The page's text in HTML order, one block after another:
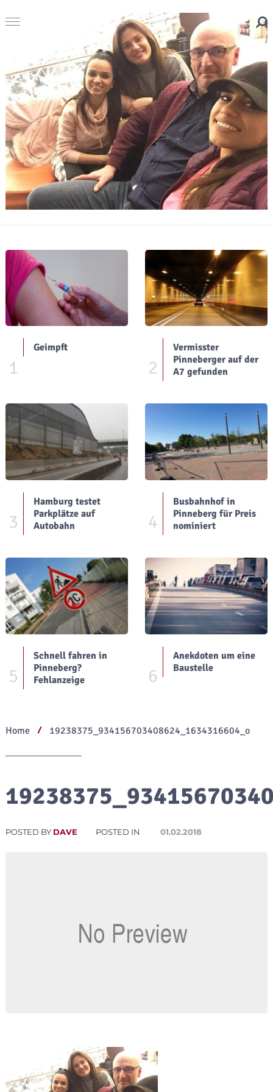
1
Geimpft
2
Vermisster
Pinneberger auf der
A7 gefunden
3
Hamburg testet
Parkplätze auf
Autobahn
4
Busbahnhof in
Pinneberg für Preis
nominiert
5
Schnell fahren in
Pinneberg?
Fehlanzeige
6
Anekdoten um eine
Baustelle
Home 19238375_934156703408624_1634316604_o
POSTED BY DAVE POSTED IN 01.02.2018